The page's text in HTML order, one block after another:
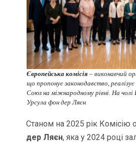
Європейська комісія– виконавчий
що пропонує законодавство,
Союз на міжнародному рівні. На чолі
Урсула фон дер Ляєн
Станом на 2025 рік
дер Ляєн, яка у 2024 році